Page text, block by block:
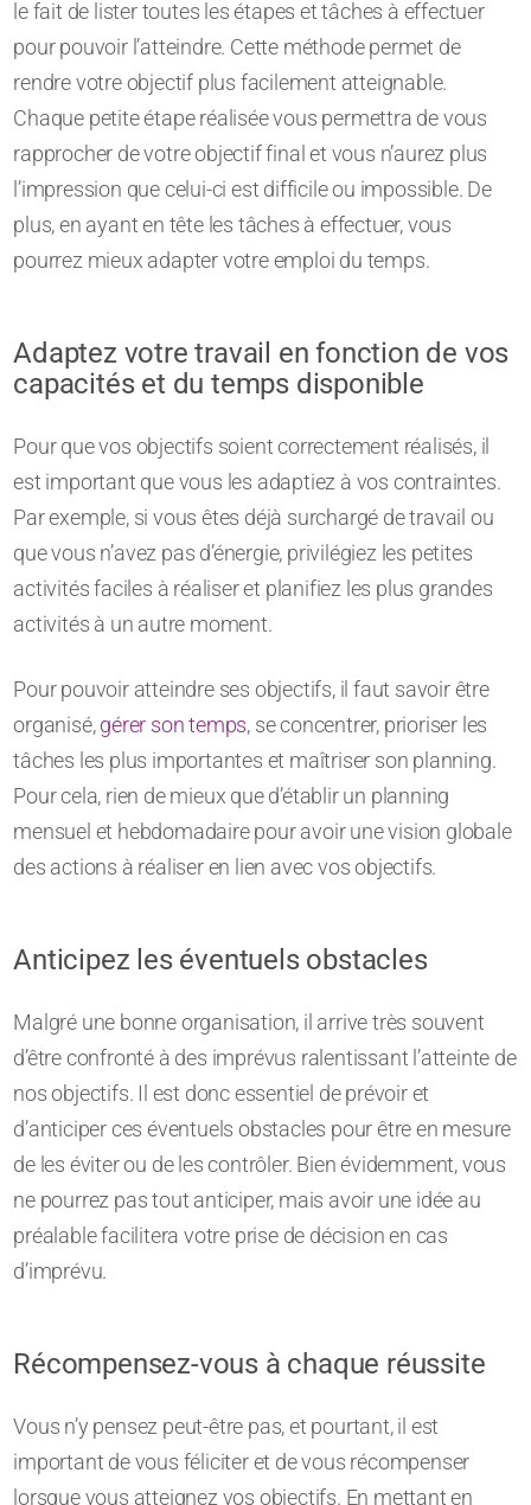
le fait de lister toutes les étapes et tâches à effectuer
pour pouvoir l’atteindre. Cette méthode permet de
rendre votre objectif plus facilement atteignable.
Chaque petite étape réalisée vous permettra de vous
rapprocher de votre objectif final et vous n’aurez plus
l’impression que celui-ci est difficile ou impossible. De
plus, en ayant en tête les tâches à effectuer, vous
pourrez mieux adapter votre emploi du temps.
Adaptez votre travail en fonction de vos
capacités et du temps disponible
Pour que vos objectifs soient correctement réalisés, il
est important que vous les adaptiez à vos contraintes.
Par exemple, si vous êtes déjà surchargé de travail ou
que vous n’avez pas d’énergie, privilégiez les petites
activités faciles à réaliser et planifiez les plus grandes
activités à un autre moment.
Pour pouvoir atteindre ses objectifs, il faut savoir être
organisé,gérer son temps, se concentrer, prioriser les
tâches les plus importantes et maîtriser son planning.
Pour cela, rien de mieux que d’établir un planning
mensuel et hebdomadaire pour avoir une vision globale
des actions à réaliser en lien avec vos objectifs.
Anticipez les éventuels obstacles
Malgré une bonne organisation, il arrive très souvent
d’être confronté à des imprévus ralentissant l’atteinte de
nos objectifs. Il est donc essentiel de prévoir et
d’anticiper ces éventuels obstacles pour être en mesure
de les éviter ou de les contrôler. Bien évidemment, vous
ne pourrez pas tout anticiper, mais avoir une idée au
préalable facilitera votre prise de décision en cas
d’imprévu.
Récompensez-vous à chaque réussite
Vous n’y pensez peut-être pas, et pourtant, il est
important de vous féliciter et de vous récompenser
lorsque vous atteignez vos objectifs. En mettant en